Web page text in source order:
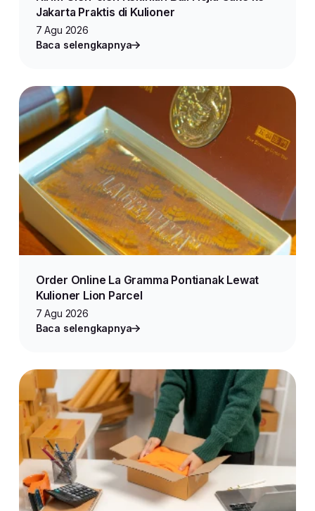
Jakarta Praktis di Kulioner
7 Agu 2026
Baca selengkapnya
Order Online La Gramma Pontianak Lewat
Kulioner Lion Parcel
7 Agu 2026
Baca selengkapnya